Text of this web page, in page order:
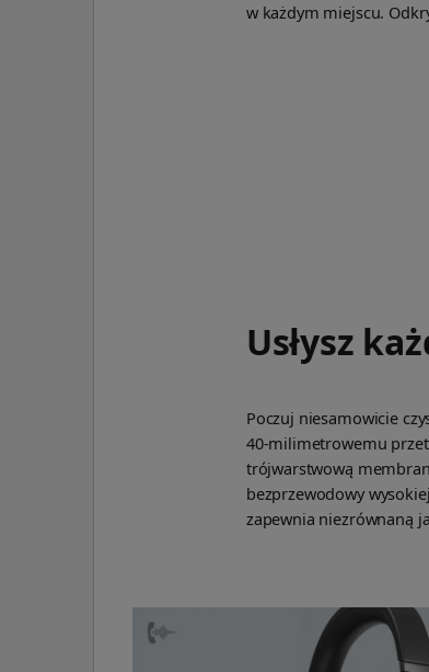
w każdym miejscu.
Usłysz
Poczuj niesamowicie
40-milimetrowemu
trójwarstwową
bezprzewodowy
zapewnia niezrównaną